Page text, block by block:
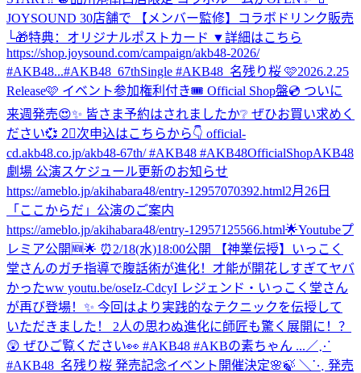
JOYSOUND 30店舗で 【メンバー監修】コラボドリンク販売
└🎁特典：オリジナルポストカード ▼詳細はこちら
https://shop.joysound.com/campaign/akb48-2026/
#AKB48...#AKB48_67thSingle #AKB48_名残り桜 🩷2026.2.25
Release🩷 イベント参加権利付き🎟️ Official Shop盤💿 ついに
来週発売😍✨ 皆さま予約はされましたか❔ ぜひお買い求めく
ださい💞 2⃣次申込はこちらから👇 official-
cd.akb48.co.jp/akb48-67th/ #AKB48 #AKB48OfficialShopAKB48
劇場 公演スケジュール更新のお知らせ
https://ameblo.jp/akihabara48/entry-12957070392.html2月26日
「ここからだ」公演のご案内
https://ameblo.jp/akihabara48/entry-12957125566.html🌟Youtubeプ
レミア公開🆕🌟 ⏰2/18(水)18:00公開 【神業伝授】いっこく
堂さんのガチ指導で腹話術が進化！才能が開花しすぎてヤバ
かったww youtu.be/oseIz-CdcyI レジェンド・いっこく堂さん
が再び登場！✨ 今回はより実践的なテクニックを伝授して
いただきました！ 2人の思わぬ進化に師匠も驚く展開に！？
😲 ぜひご覧ください👀 #AKB48 #AKBの素ちゃん ... ／⋰
#AKB48_名残り桜 発売記念イベント開催決定🌸🍃 ＼⋱ 発売